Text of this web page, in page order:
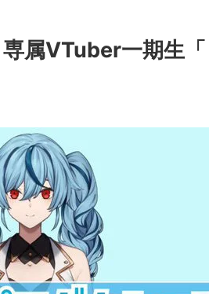
属VTuber一期生